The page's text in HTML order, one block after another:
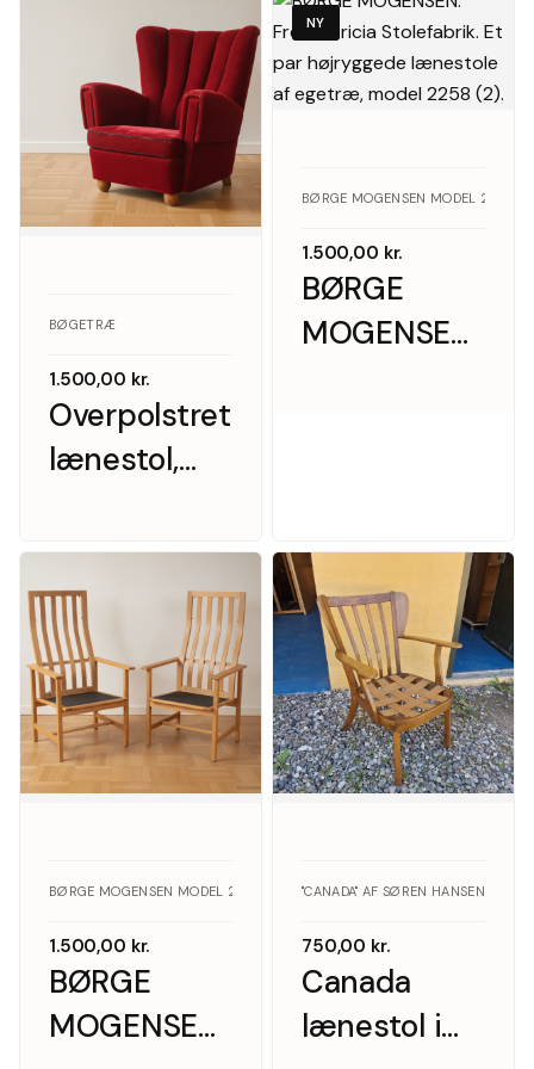
Overpolstret
lænestol,
velour,
1940-50
BØGETRÆ
1.500,00 kr.
NY
BØRGE
MOGENSEN.
lænestole af
egetræ,
model 2258
(2).
BØRGE MOGENSEN MODEL 2258,
1.500,00 kr.
BØRGE
MOGENSEN.
BØRGE MOGENSEN MODEL 2258, FREDERICIA STOLEFABRIK · EGETRÆ
1.500,00 kr.
Canada
lænestol i
"CANADA" AF SØREN HANSEN FOR
750,00 kr.